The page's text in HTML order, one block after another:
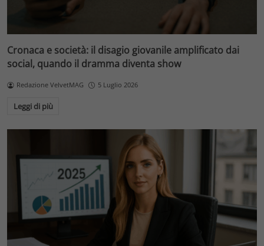
Cronaca e società: il disagio giovanile amplificato dai
social, quando il dramma diventa show
Redazione VelvetMAG 5 Luglio 2026
Leggi di più